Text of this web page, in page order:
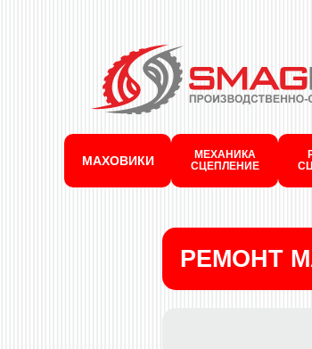
МАХОВИКИ
МЕХАНИКА
СЦЕПЛЕНИЕ
РЕМОНТ